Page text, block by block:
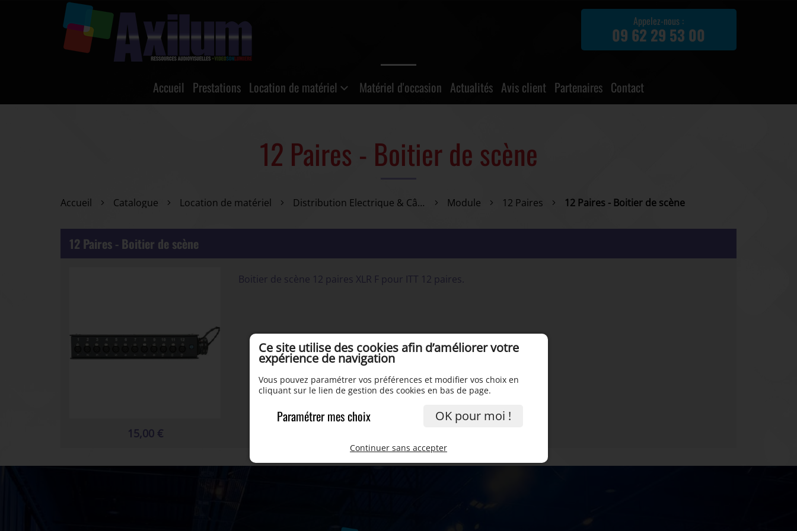
Appelez-nous :
09 62 29 53 00
Accueil Prestations Location de matériel Matériel d'occasion Actualités Avis client Partenaires Contact
12 Paires - Boitier de scène
Accueil Catalogue Location de matériel Distribution Electrique & Câblage Module 12 Paires 12 Paires - Boitier de scène
12 Paires - Boitier de scène
15,00 €
Boitier de scène 12 paires XLR F pour ITT 12 paires.
Ce site utilise des cookies afin d’améliorer votre
expérience de navigation
Vous pouvez paramétrer vos préférences et modifier vos choix en
cliquant sur le lien de gestion des cookies en bas de page.
Paramétrer mes choix OK pour moi !
Continuer sans accepter